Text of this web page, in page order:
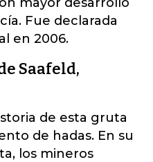
Fue declarada
en 2006.
Saafeld,
de esta gruta
de hadas. En su
los mineros